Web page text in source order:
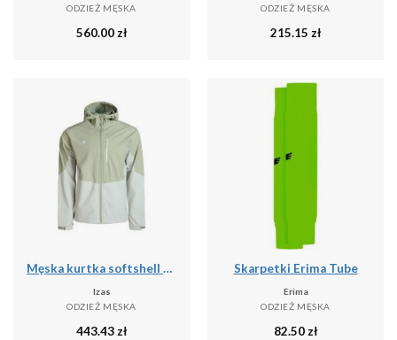
ODZIEŻ MĘSKA
560.00zł
ODZIEŻ MĘSKA
215.15 zł
Męska kurtka softshell LANETTE M, wodoodporna, wiatroszczelna i termiczna z tech
Izas
ODZIEŻ MĘSKA
443.43zł
Skarpetki Erima Tube
Erima
ODZIEŻ MĘSKA
82.50zł